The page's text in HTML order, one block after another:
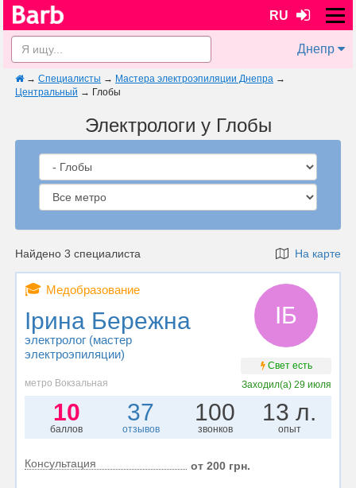
RU
Днепр
→ Специалисты → Мастера электроэпиляции Днепра →
Центральный → Глобы
Электрологи у Глобы
Найдено 3 специалиста На карте
🎓 Медобразование
Ірина Бережна
электролог (мастер
электроэпиляции)
ІБ
Свет есть
метро Вокзальная
Заходил(а) 29 июля
10
баллов
37
отзывов
100
звонков
13 л.
опыт
Консультация от 200 грн.